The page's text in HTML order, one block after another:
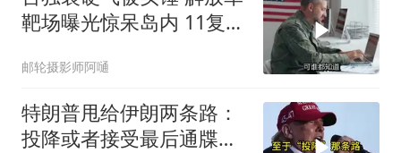
靶场曝光惊呆岛内 11复刻
邮轮摄影师阿嗵
特朗普甩给伊朗两条路：
投降或者接受最后通牒，